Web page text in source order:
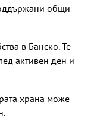
общи
в Банско. Те
активен ден и
храна може